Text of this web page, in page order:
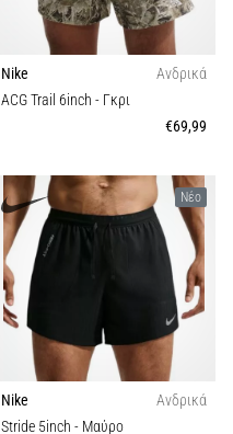
Nike
Ανδρικά
ACG Trail 6inch - Γκρι
€69,99
Νέο
Nike
Ανδρικά
Stride 5inch - Μαύρο